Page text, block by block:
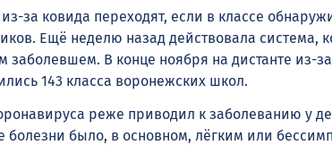
за ковида переходят, если в классе
Ещё неделю назад действовала система,
заболевшем. В конце ноября на дистанте из-
143 класса воронежских школ.
реже приводил к заболеванию у
болезни было, в основном, лёгким или